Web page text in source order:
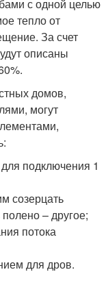
с одной целью
тепло от
За счет
описаны
домов,
могут
подключения 1
созерцать
– другое;
потока
для дров.